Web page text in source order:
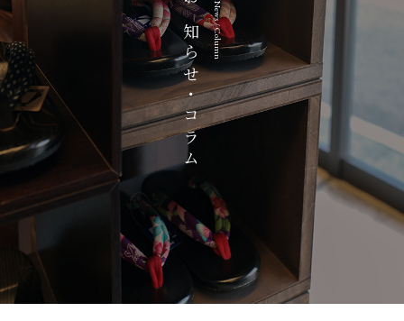
News / Column
お知らせ・コラム